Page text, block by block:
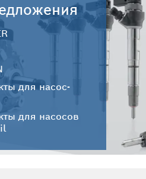
30.07.2026
Новые
HC-CARGO от
для насос-
для насосов